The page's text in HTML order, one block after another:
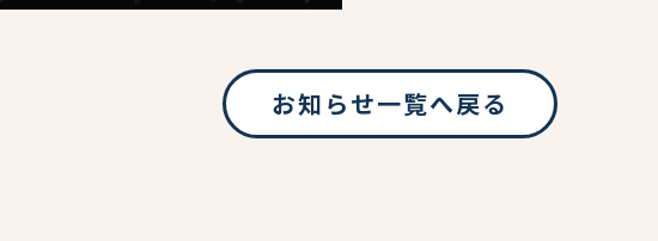
お知らせ一覧へ戻る